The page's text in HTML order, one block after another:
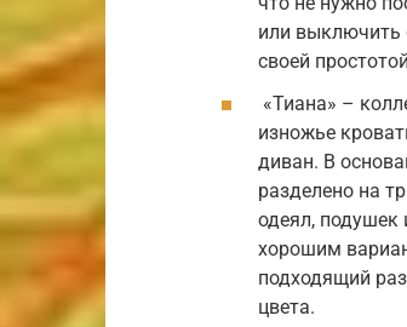
или выключить
своей
«Тиана» –
изножье
диван. В
разделено на
одеял, подушек
хорошим
подходящий
цвета.